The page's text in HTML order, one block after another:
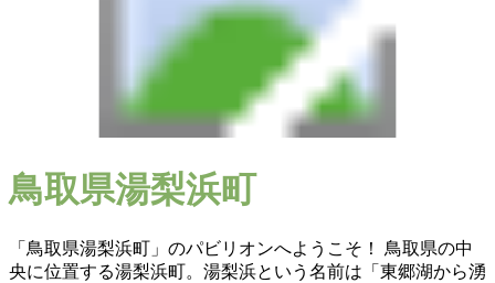
鳥取県湯梨浜町
「鳥取県湯梨浜町」のパビリオンへようこそ！ 鳥取県の中
央に位置する湯梨浜町。湯梨浜という名前は「東郷湖から湧